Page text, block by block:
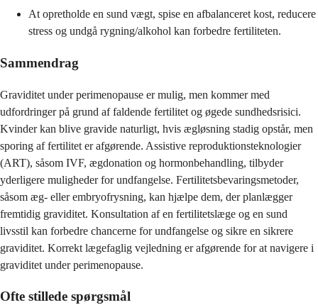
At opretholde en sund vægt, spise en afbalanceret kost, reducere
stress og undgå rygning/alkohol kan forbedre fertiliteten.
Sammendrag
Graviditet under perimenopause er mulig, men kommer med
udfordringer på grund af faldende fertilitet og øgede sundhedsrisici.
Kvinder kan blive gravide naturligt, hvis ægløsning stadig opstår, men
sporing af fertilitet er afgørende. Assistive reproduktionsteknologier
(ART), såsom IVF, ægdonation og hormonbehandling, tilbyder
yderligere muligheder for undfangelse. Fertilitetsbevaringsmetoder,
såsom æg- eller embryofrysning, kan hjælpe dem, der planlægger
fremtidig graviditet. Konsultation af en fertilitetslæge og en sund
livsstil kan forbedre chancerne for undfangelse og sikre en sikrere
graviditet. Korrekt lægefaglig vejledning er afgørende for at navigere i
graviditet under perimenopause.
Ofte stillede spørgsmål